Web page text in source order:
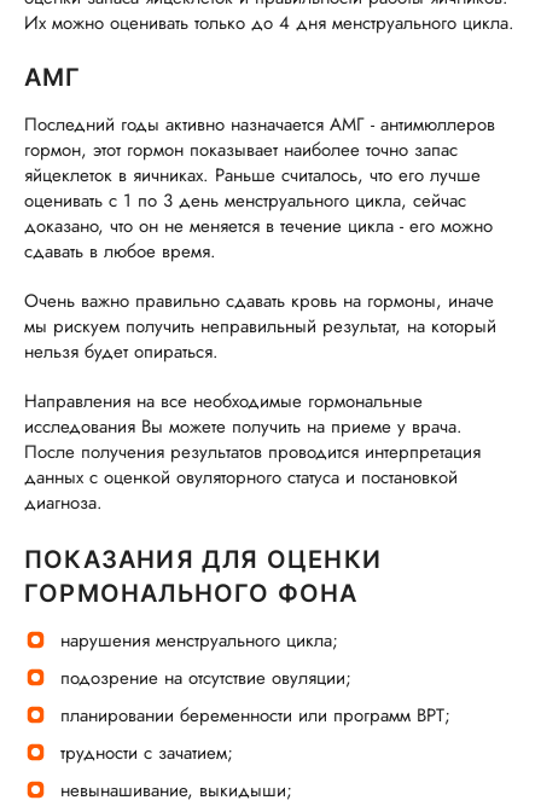
Их можно оценивать только до 4 дня менструального цикла.
АМГ
Последний годы активно назначается АМГ - антимюллеров
гормон, этот гормон показывает наиболее точно запас
яйцеклеток в яичниках. Раньше считалось, что его лучше
оценивать с 1 по 3 день менструального цикла, сейчас
доказано, что он не меняется в течение цикла - его можно
сдавать в любое время.
Очень важно правильно сдавать кровь на гормоны, иначе
мы рискуем получить неправильный результат, на который
нельзя будет опираться.
Направления на все необходимые гормональные
исследования Вы можете получить на приеме у врача.
После получения результатов проводится интерпретация
данных с оценкой овуляторного статуса и постановкой
диагноза.
ПОКАЗАНИЯ ДЛЯ ОЦЕНКИ
ГОРМОНАЛЬНОГО ФОНА
нарушения менструального цикла;
подозрение на отсутствие овуляции;
планировании беременности или программ ВРТ;
трудности с зачатием;
невынашивание, выкидыши;